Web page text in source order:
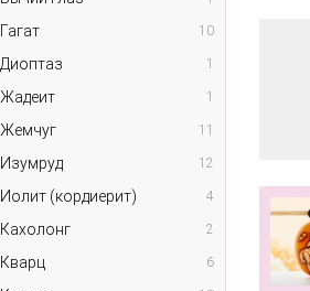
Гагат 10
Диоптаз 1
Жадеит 1
Жемчуг 11
Изумруд 12
Иолит (кордиерит) 4
Кахолонг 2
Кварц 6